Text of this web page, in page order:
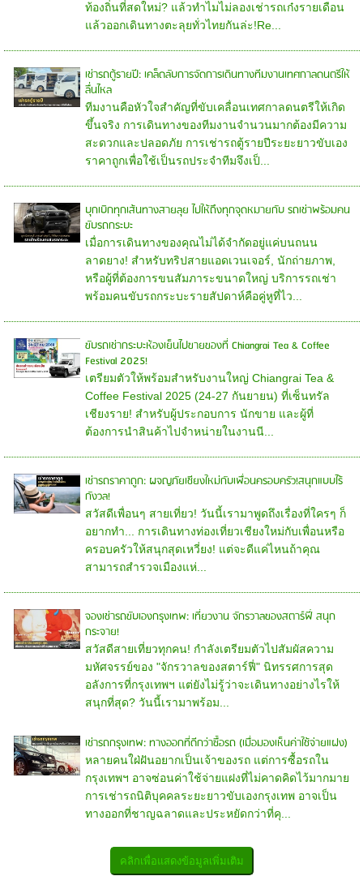
ท้องถิ่นที่สดใหม่? แล้วทำไมไม่ลองเช่ารถเก๋งรายเดือน
แล้วออกเดินทางตะลุยทั่วไทยกันล่ะ!Re...
เช่ารถตู้รายปี: เคล็ดลับการจัดการเดินทางทีมงานเทศกาลดนตรีให้
ลื่นไหล
ทีมงานคือหัวใจสำคัญที่ขับเคลื่อนเทศกาลดนตรีให้เกิด
ขึ้นจริง การเดินทางของทีมงานจำนวนมากต้องมีความ
สะดวกและปลอดภัย การเช่ารถตู้รายปีระยะยาวขับเอง
ราคาถูกเพื่อใช้เป็นรถประจำทีมจึงเป็...
บุกเบิกทุกเส้นทางสายลุย ไปให้ถึงทุกจุดหมายกับ รถเช่าพร้อมคน
ขับรถกระบะ
เมื่อการเดินทางของคุณไม่ได้จำกัดอยู่แค่บนถนน
ลาดยาง! สำหรับทริปสายแอดเวนเจอร์, นักถ่ายภาพ,
หรือผู้ที่ต้องการขนสัมภาระขนาดใหญ่ บริการรถเช่า
พร้อมคนขับรถกระบะรายสัปดาห์คือคู่หูที่ไว...
ขับรถเช่ากระบะห้องเย็นไปขายของที่ Chiangrai Tea & Coffee
Festival 2025!
เตรียมตัวให้พร้อมสำหรับงานใหญ่ Chiangrai Tea &
Coffee Festival 2025 (24-27 กันยายน) ที่เซ็นทรัล
เชียงราย! สำหรับผู้ประกอบการ นักขาย และผู้ที่
ต้องการนำสินค้าไปจำหน่ายในงานนี...
เช่ารถราคาถูก: ผจญภัยเชียงใหม่กับเพื่อนครอบครัว!สนุกแบบไร้
กังวล!
สวัสดีเพื่อนๆ สายเที่ยว! วันนี้เรามาพูดถึงเรื่องที่ใครๆ ก็
อยากทำ... การเดินทางท่องเที่ยวเชียงใหม่กับเพื่อนหรือ
ครอบครัวให้สนุกสุดเหวี่ยง! แต่จะดีแค่ไหนถ้าคุณ
สามารถสำรวจเมืองแห่...
จองเช่ารถขับเองกรุงเทพ: เที่ยวงาน จักรวาลของสตาร์ฟี่ สนุก
กระจาย!
สวัสดีสายเที่ยวทุกคน! กำลังเตรียมตัวไปสัมผัสความ
มหัศจรรย์ของ "จักรวาลของสตาร์ฟี่" นิทรรศการสุด
อลังการที่กรุงเทพฯ แต่ยังไม่รู้ว่าจะเดินทางอย่างไรให้
สนุกที่สุด? วันนี้เรามาพร้อม...
เช่ารถกรุงเทพ: ทางออกที่ดีกว่าซื้อรถ (เมื่อมองเห็นค่าใช้จ่ายแฝง)
หลายคนใฝ่ฝันอยากเป็นเจ้าของรถ แต่การซื้อรถใน
กรุงเทพฯ อาจซ่อนค่าใช้จ่ายแฝงที่ไม่คาดคิดไว้มากมาย
การเช่ารถนิติบุคคลระยะยาวขับเองกรุงเทพ อาจเป็น
ทางออกที่ชาญฉลาดและประหยัดกว่าที่คุ...